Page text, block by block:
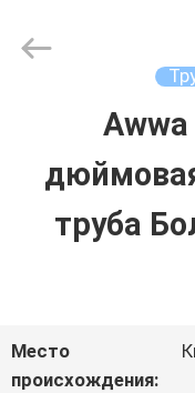
ДОМОЙ
ПРОДУКТЫ
НАС
International
Trade
Awwa
труба
Место
происхождения: